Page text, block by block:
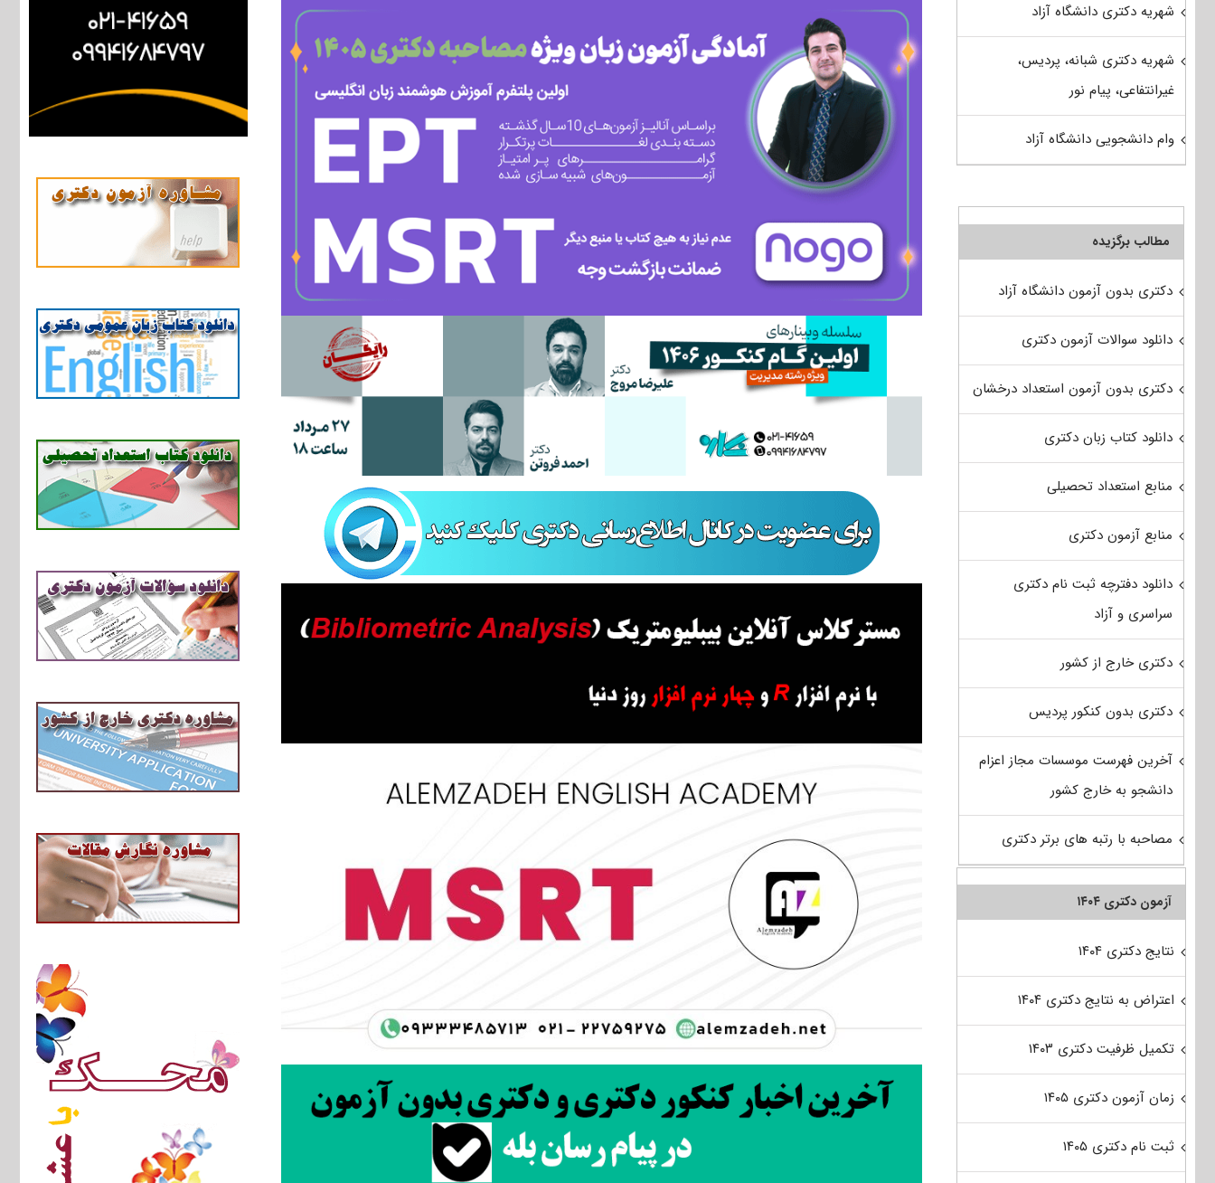
شهریه دکتری دانشگاه آزاد
شهریه دکتری شبانه، پردیس،
غیرانتفاعی، پیام نور
وام دانشجویی دانشگاه آزاد
مطالب برگزیده
دکتری بدون آزمون دانشگاه آزاد
دانلود سوالات آزمون دکتری
دکتری بدون آزمون استعداد درخشان
دانلود کتاب زبان دکتری
منابع استعداد تحصیلی
منابع آزمون دکتری
دانلود دفترچه ثبت نام دکتری
سراسری و آزاد
دکتری خارج از کشور
دکتری بدون کنکور پردیس
آخرین فهرست موسسات مجاز اعزام
دانشجو به خارج کشور
مصاحبه با رتبه های برتر دکتری
آزمون دکتری ۱۴۰۴
نتایج دکتری ۱۴۰۴
اعتراض به نتایج دکتری ۱۴۰۴
تکمیل ظرفیت دکتری ۱۴۰۳
زمان آزمون دکتری ۱۴۰۵
ثبت نام دکتری ۱۴۰۵